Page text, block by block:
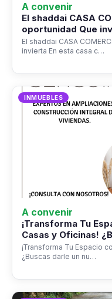
A convenir
El shaddai CASA
oportunidad Que
El shaddai CASA
invierta En esta casa c…
INMUEBLES
A convenir
¡Transforma Tu
Casas y Oficinas!
¡Transforma Tu Espacio
¿Buscas darle un nu…